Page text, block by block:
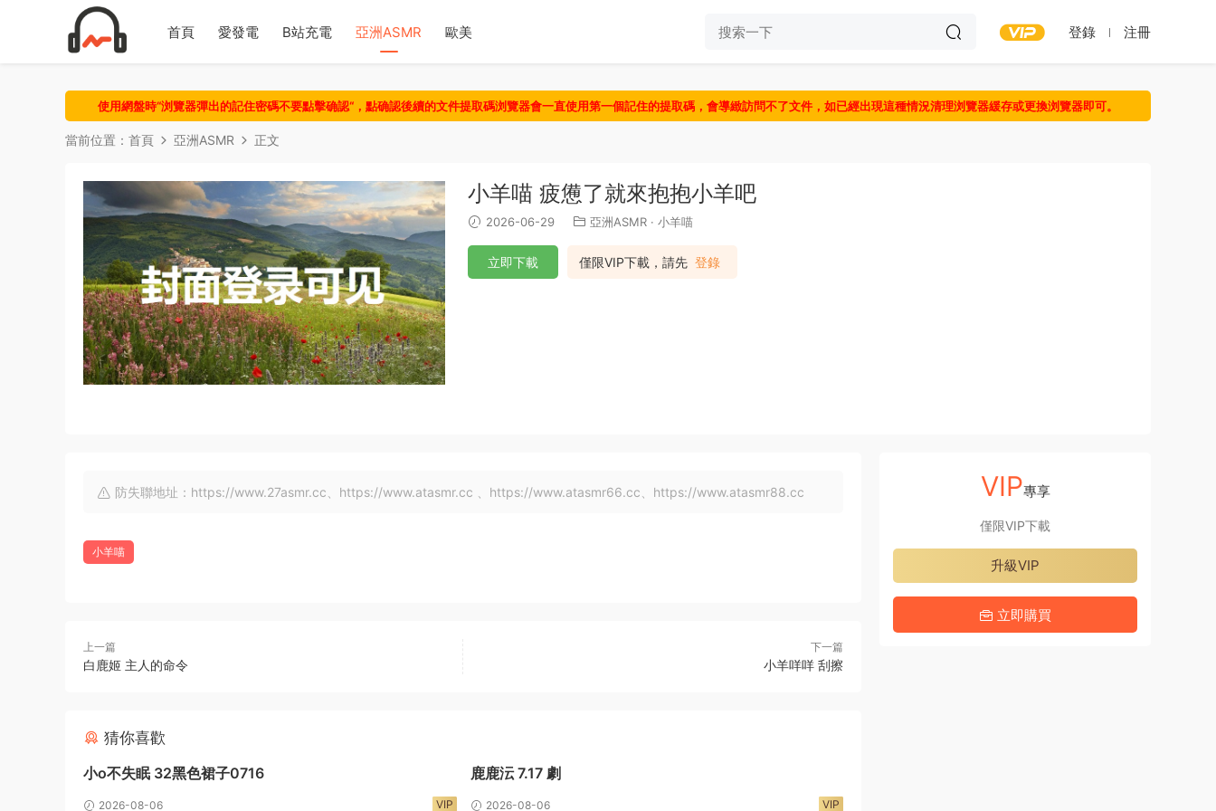
首頁 愛發電 B站充電 亞洲ASMR 歐美 登錄 注冊
使用網盤時“浏覽器彈出的記住密碼不要點擊确認“，點确認後續的文件提取碼浏覽器會一直使用第一個記住的提取碼，會導緻訪問不了文件，如已經出現這種情況清理浏覽器緩存或更換浏覽器即可。
當前位置： 首頁 亞洲ASMR 正文
小羊喵 疲憊了就來抱抱小羊吧
2026-06-29 亞洲ASMR · 小羊喵
僅限VIP下載，請先 登錄
立即下載
防失聯地址：https://www.27asmr.cc、https://www.atasmr.cc 、https://www.atasmr66.cc、https://www.atasmr88.cc
小羊喵
上一篇
白鹿姬 主人的命令
下一篇
小羊咩咩 刮擦
猜你喜歡
小o不失眠 32黑色裙子0716
2026-08-06 VIP
鹿鹿沄 7.17 劇
2026-08-06 VIP
VIP專享
僅限VIP下載
升級VIP
立即購買